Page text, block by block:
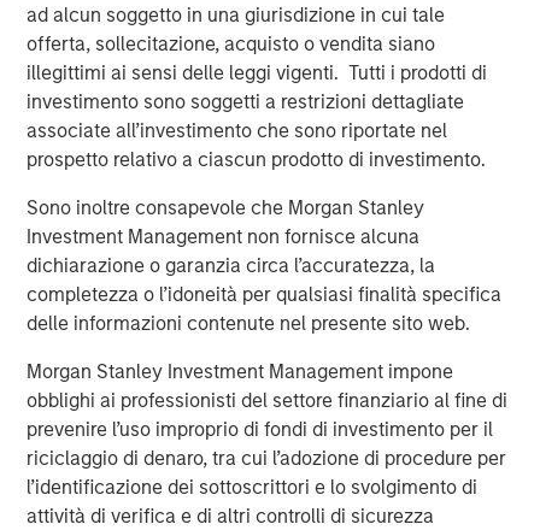
ad alcun soggetto in una giurisdizione in cui tale
offerta, sollecitazione, acquisto o vendita siano
illegittimi ai sensi delle leggi vigenti. Tutti i prodotti di
investimento sono soggetti a restrizioni dettagliate
associate all’investimento che sono riportate nel
prospetto relativo a ciascun prodotto di investimento.
Sono inoltre consapevole che Morgan Stanley
Investment Management non fornisce alcuna
dichiarazione o garanzia circa l’accuratezza, la
completezza o l’idoneità per qualsiasi finalità specifica
delle informazioni contenute nel presente sito web.
Morgan Stanley Investment Management impone
obblighi ai professionisti del settore finanziario al fine di
prevenire l’uso improprio di fondi di investimento per il
riciclaggio di denaro, tra cui l’adozione di procedure per
l’identificazione dei sottoscrittori e lo svolgimento di
attività di verifica e di altri controlli di sicurezza
Managing Director
Approfondimenti in primo
piano